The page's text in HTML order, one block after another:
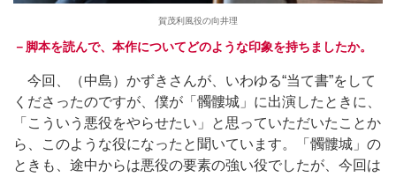
賀茂利風役の向井理
－脚本を読んで、本作についてどのような印象を持ちましたか。
今回、（中島）かずきさんが、いわゆる“当て書”をして
くださったのですが、僕が「髑髏城」に出演したときに、
「こういう悪役をやらせたい」と思っていただいたことか
ら、このような役になったと聞いています。「髑髏城」の
ときも、途中からは悪役の要素の強い役でしたが、今回は